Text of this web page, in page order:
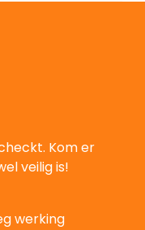
Kom er
veilig is!
werking